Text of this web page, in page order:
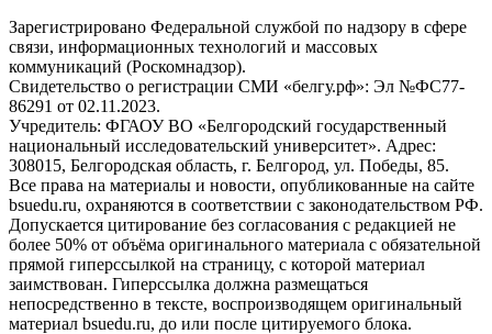
Зарегистрировано Федеральной службой по надзору в сфере
связи, информационных технологий и массовых
коммуникаций (Роскомнадзор).
Свидетельство о регистрации СМИ «белгу.рф»: Эл №ФС77-
86291 от 02.11.2023.
Учредитель: ФГАОУ ВО «Белгородский государственный
национальный исследовательский университет». Адрес:
308015, Белгородская область, г. Белгород, ул. Победы, 85.
Все права на материалы и новости, опубликованные на сайте
bsuedu.ru, охраняются в соответствии с законодательством РФ.
Допускается цитирование без согласования с редакцией не
более 50% от объёма оригинального материала с обязательной
прямой гиперссылкой на страницу, с которой материал
заимствован. Гиперссылка должна размещаться
непосредственно в тексте, воспроизводящем оригинальный
материал bsuedu.ru, до или после цитируемого блока.